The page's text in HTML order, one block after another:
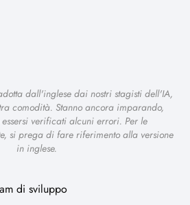
dall'inglese dai nostri stagisti dell'IA,
comodità. Stanno ancora imparando,
verificati alcuni errori. Per le
si prega di fare riferimento alla versione
in inglese.
di sviluppo